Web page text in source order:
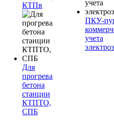
КТПв
Для
прогрева
бетона
станции
КТПТО,
СПБ
ПКУ-
учета